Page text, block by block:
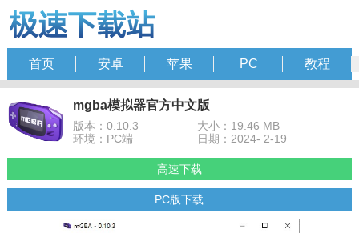
首页 安卓 苹果 PC 教程
mgba模拟器官方中文版
版本：0.10.3
大小：19.46 MB
环境：PC端
日期：2024- 2-19
高速下载
PC版下载